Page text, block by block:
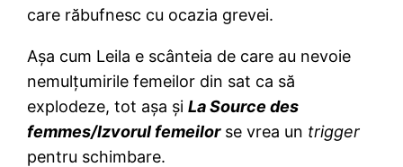
care răbufnesc cu ocazia grevei.
Aşa cum Leila e scânteia de care au nevoie
nemulţumirile femeilor din sat ca să
explodeze, tot aşa şiLa Source des
femmes/Izvorul femeilorse vrea un trigger
pentru schimbare.